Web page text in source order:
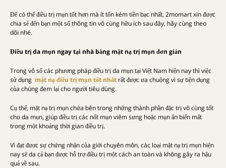
Để có thể điều trị mụn tốt hơn mà ít tốn kém tiền bạc nhất, 2momart xin được
chia sẻ đến bạn một số thông tin vô cùng hữu ích sau đây, hãy cùng theo
dõi nhé.
Điều trị da mụn ngay tại nhà bằng mặt nạ trị mụn đơn giản
Trong vô số các phương pháp điều trị da mụn tại Việt Nam hiện nay thì việc
sử dụng mặt nạ điều trị mụn tốt nhất rất được ưa chuộng vì sự tiện dụng
của chúng đem lại cho người tiêu dùng.
Cụ thể, mặt nạ trị mụn chứa bên trong những thành phần đặc trị vô cùng tốt
cho da mụn, giúp điều trị các nốt mụn viêm sưng hoặc mụn ẩn biến mất
trong một khoảng thời gian điều trị.
Vì đạt được sự chứng nhận của giới chuyên môn, các loại mặt nạ trị mụn hiện
nay sẽ da cả bạn được hỗ trợ điều trị một cách an toàn và không gây ra hậu
quả về sau.